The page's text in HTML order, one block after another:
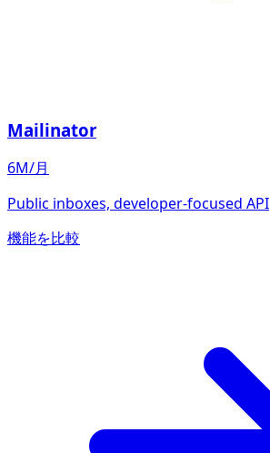
Mailinator
6M/月
Public inboxes, developer-focused API
機能を比較